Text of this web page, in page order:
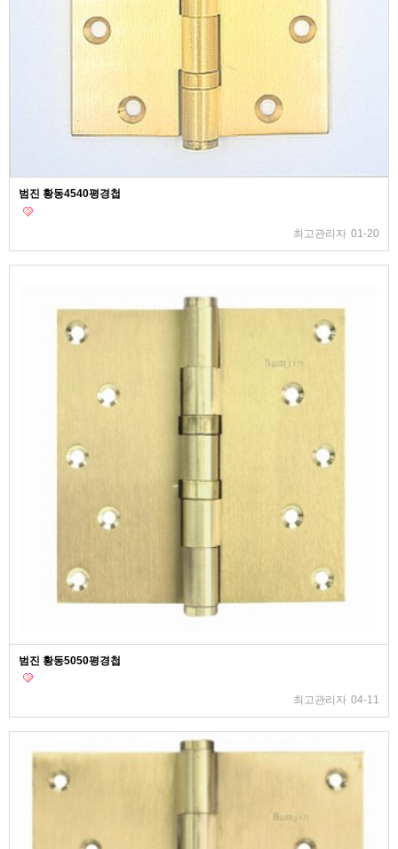
범진 황동4540평경첩
최고관리자 01-20
범진 황동5050평경첩
최고관리자 04-11